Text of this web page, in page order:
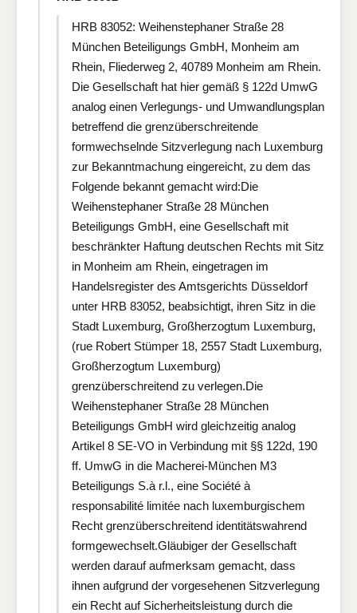
HRB 83052: Weihenstephaner Straße 28
München Beteiligungs GmbH, Monheim am
Rhein, Fliederweg 2, 40789 Monheim am Rhein.
Die Gesellschaft hat hier gemäß § 122d UmwG
analog einen Verlegungs- und Umwandlungsplan
betreffend die grenzüberschreitende
formwechselnde Sitzverlegung nach Luxemburg
zur Bekanntmachung eingereicht, zu dem das
Folgende bekannt gemacht wird:Die
Weihenstephaner Straße 28 München
Beteiligungs GmbH, eine Gesellschaft mit
beschränkter Haftung deutschen Rechts mit Sitz
in Monheim am Rhein, eingetragen im
Handelsregister des Amtsgerichts Düsseldorf
unter HRB 83052, beabsichtigt, ihren Sitz in die
Stadt Luxemburg, Großherzogtum Luxemburg,
(rue Robert Stümper 18, 2557 Stadt Luxemburg,
Großherzogtum Luxemburg)
grenzüberschreitend zu verlegen.Die
Weihenstephaner Straße 28 München
Beteiligungs GmbH wird gleichzeitig analog
Artikel 8 SE-VO in Verbindung mit §§ 122d, 190
ff. UmwG in die Macherei-München M3
Beteiligungs S.à r.l., eine Société à
responsabilité limitée nach luxemburgischem
Recht grenzüberschreitend identitätswahrend
formgewechselt.Gläubiger der Gesellschaft
werden darauf aufmerksam gemacht, dass
ihnen aufgrund der vorgesehenen Sitzverlegung
ein Recht auf Sicherheitsleistung durch die